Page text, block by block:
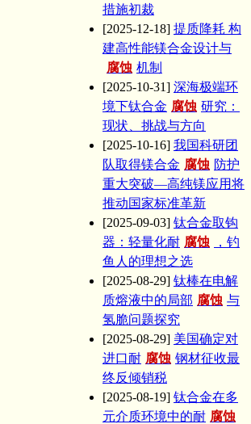
措施初裁
[2025-12-18] 提质降耗 构
建高性能镁合金设计与
腐蚀 机制
[2025-10-31] 深海极端环
境下钛合金 腐蚀 研究：
现状、挑战与方向
[2025-10-16] 我国科研团
队取得镁合金 腐蚀 防护
重大突破—高纯镁应用将
推动国家标准革新
[2025-09-03] 钛合金取钩
器：轻量化耐 腐蚀
，钓
鱼人的理想之选
[2025-08-29] 钛棒在电解
质熔液中的局部 腐蚀 与
氢脆问题探究
[2025-08-29] 美国确定对
进口耐 腐蚀 钢材征收最
终反倾销税
[2025-08-19] 钛合金在多
元介质环境中的耐 腐蚀